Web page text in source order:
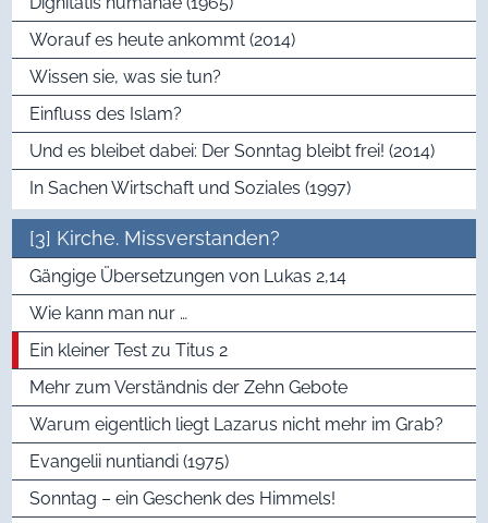
Worauf es heute ankommt (2014)
Wissen sie, was sie tun?
Einfluss des Islam?
Und es bleibet dabei: Der Sonntag bleibt frei! (2014)
In Sachen Wirtschaft und Soziales (1997)
[3] Kirche. Missverstanden?
Gängige Übersetzungen von Lukas 2,14
Wie kann man nur …
Ein kleiner Test zu Titus 2
Mehr zum Verständnis der Zehn Gebote
Warum eigentlich liegt Lazarus nicht mehr im Grab?
Evangelii nuntiandi (1975)
Sonntag – ein Geschenk des Himmels!